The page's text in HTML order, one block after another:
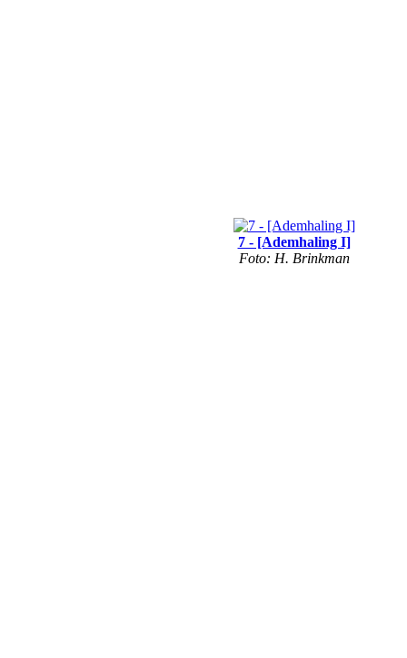
7 - [Ademhaling I]
Foto: H. Brinkman